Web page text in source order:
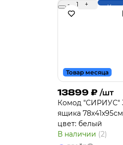
- 1 +
Товар месяца
13899 ₽ /шт
Комод "СИРИУС"
ящика
цвет: белый
В наличии (2)